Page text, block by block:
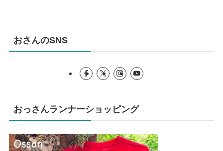
おさんのSNS
おっさんランナーショッピング